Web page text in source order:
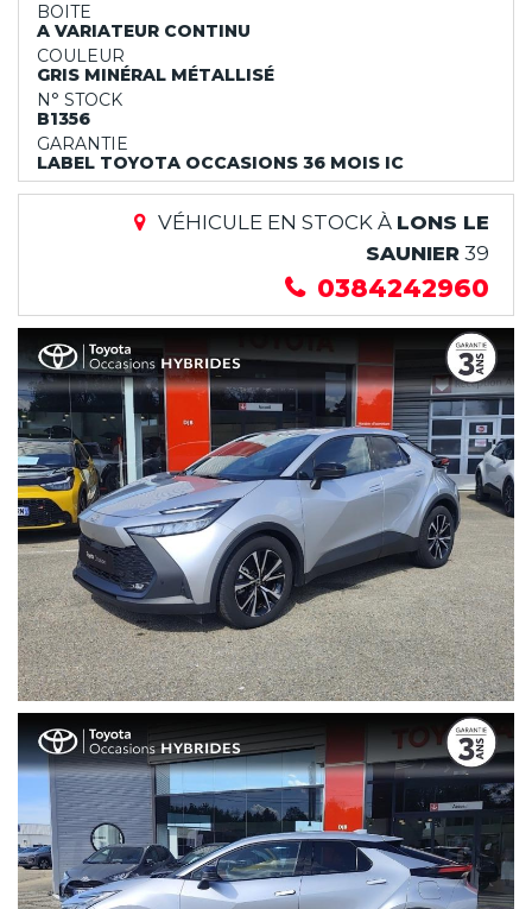
BOITE
A VARIATEUR CONTINU
COULEUR
GRIS MINÉRAL MÉTALLISÉ
N° STOCK
B1356
GARANTIE
LABEL TOYOTA OCCASIONS 36 MOIS IC
VÉHICULE EN STOCK À LONS LE
SAUNIER 39
0384242960